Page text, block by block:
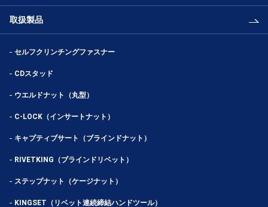
取扱製品
セルフクリンチングファスナー
CDスタッド
ウエルドナット（丸型）
C-LOCK（インサートナット）
キャプティブサート（ブラインドナット）
RIVETKING（ブラインドリベット）
ステップナット（ケージナット）
KINGSET（リベット連続締結ハンドツール）